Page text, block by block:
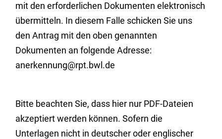
mit den erforderlichen Dokumenten elektronisch
übermitteln. In diesem Falle schicken Sie uns
den Antrag mit den oben genannten
Dokumenten an folgende Adresse:
anerkennung@rpt.bwl.de
Bitte beachten Sie, dass hier nur PDF-Dateien
akzeptiert werden können. Sofern die
Unterlagen nicht in deutscher oder englischer